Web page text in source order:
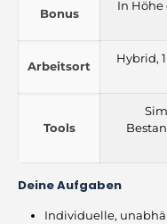
Bonus
In Höhe
Arbeitsort
Hybrid,
Tools
Deine Aufgaben
Individuelle,